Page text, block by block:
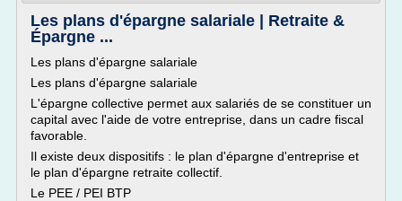
Les plans d'épargne salariale | Retraite &
Épargne ...
Les plans d'épargne salariale
Les plans d'épargne salariale
L'épargne collective permet aux salariés de se constituer un
capital avec l'aide de votre entreprise, dans un cadre fiscal
favorable.
Il existe deux dispositifs : le plan d'épargne d'entreprise et
le plan d'épargne retraite collectif.
Le PEE / PEI BTP